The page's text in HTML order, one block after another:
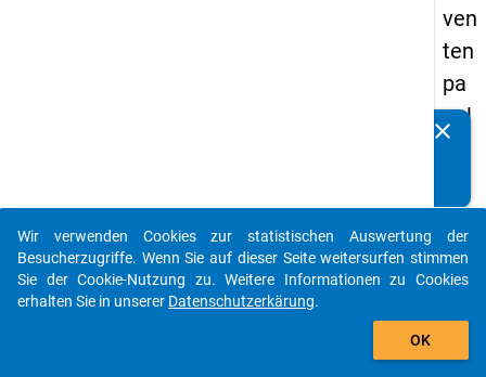
ven
ten
pa
nel
13
-
zw
clear
auto_stories
add_shopping_cart
Wir verwenden Cookies zur statistischen Auswertung der
Besucherzugriffe. Wenn Sie auf dieser Seite weitersurfen stimmen
Sie der Cookie-Nutzung zu. Weitere Informationen zu Cookies
erhalten Sie in unserer Datenschutzerkärung.
OK